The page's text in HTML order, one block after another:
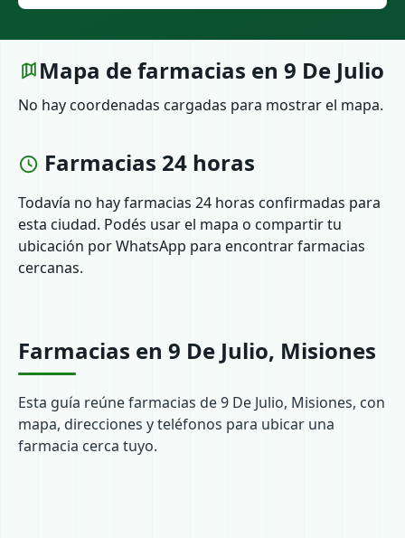
Mapa de farmacias en 9 De Julio
No hay coordenadas cargadas para mostrar el mapa.
Farmacias 24 horas
Todavía no hay farmacias 24 horas confirmadas para
esta ciudad. Podés usar el mapa o compartir tu
ubicación por WhatsApp para encontrar farmacias
cercanas.
Farmacias en 9 De Julio, Misiones
Esta guía reúne farmacias de 9 De Julio, Misiones, con
mapa, direcciones y teléfonos para ubicar una
farmacia cerca tuyo.